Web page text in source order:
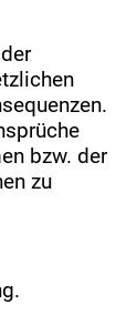
bzw. der
zu